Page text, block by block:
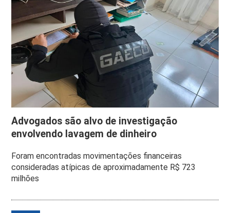
Advogados são alvo de investigação
envolvendo lavagem de dinheiro
Foram encontradas movimentações financeiras
consideradas atípicas de aproximadamente R$ 723
milhões